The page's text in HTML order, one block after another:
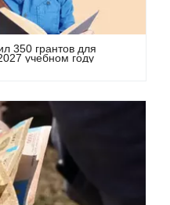
350 грантов для
учебном году